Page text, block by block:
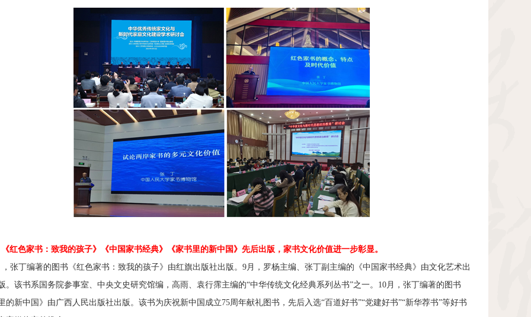
红色家书：致我的孩子》《中国家书经典》《家书里的新中国》先后出版，家书文化价值进一步彰显。
，张丁编著的图书《红色家书：致我的孩子》由红旗出版社出版。 9月，罗杨主编、张丁副主编的《中国家书经典》由文化艺术出
。该书系国务院参事室、中央文史研究馆编，高雨、袁行霈主编的“中华传统文化经典系列丛书”之一。 10月，张丁编著的图书
的新中国》由广西人民出版社出版。该书为庆祝新中国成立75周年献礼图书，先后入选“百道好书”“党建好书”“新华荐书”等好书